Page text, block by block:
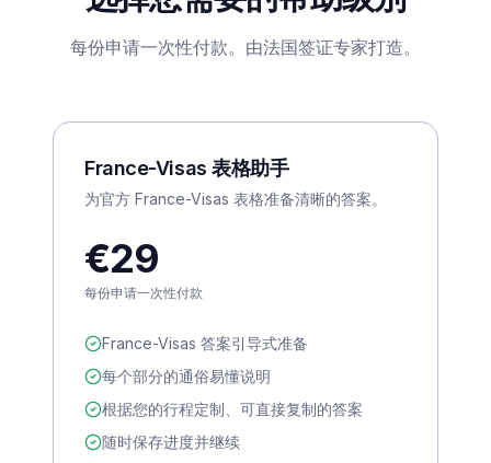
每份申请一次性付款。由法国签证专家打造。
France-Visas 表格助手
为官方 France-Visas 表格准备清晰的答案。
€29
每份申请一次性付款
France-Visas 答案引导式准备
每个部分的通俗易懂说明
根据您的行程定制、可直接复制的答案
随时保存进度并继续